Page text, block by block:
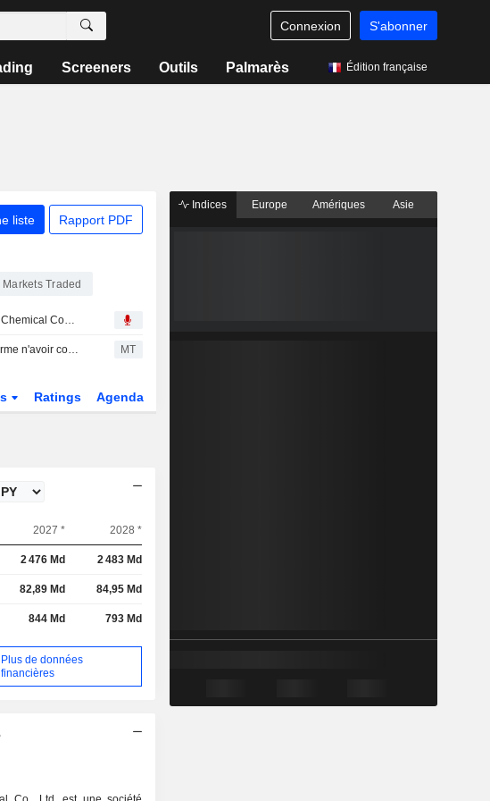
Connexion S'abonner
Screeners Outils Palmarès Édition française
liste Rapport PDF
Markets Traded
Transcript : Sumitomo Chemical Company, Limited, Q1 2027 Earnings Call, Aug 04, 2026
Sumitomo Pharma affirme n'avoir confirmé aucune des irrégularités comptables alléguées dans le rapport MT
Ratings Agenda
2027 * 2028 *
2 476 Md 2 483 Md
82,89 Md 84,95 Md
844 Md 793 Md
Plus de données
financières
Indices Europe Amériques Asie